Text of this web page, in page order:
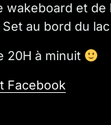
wakeboard et
au bord du
20H à minuit
Facebook